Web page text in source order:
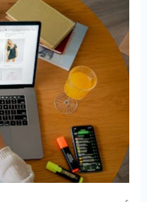
|
كيف
يغير
المواقع
في
جوجل